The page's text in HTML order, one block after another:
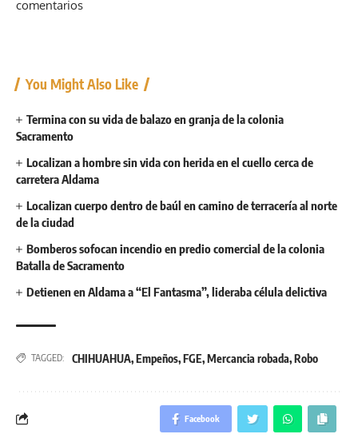
comentarios
You Might Also Like
Termina con su vida de balazo en granja de la colonia
Sacramento
Localizan a hombre sin vida con herida en el cuello cerca de
carretera Aldama
Localizan cuerpo dentro de baúl en camino de terracería al norte
de la ciudad
Bomberos sofocan incendio en predio comercial de la colonia
Batalla de Sacramento
Detienen en Aldama a “El Fantasma”, lideraba célula delictiva
TAGGED: CHIHUAHUA,Empeños,FGE,Mercancia robada,Robo
Facebook